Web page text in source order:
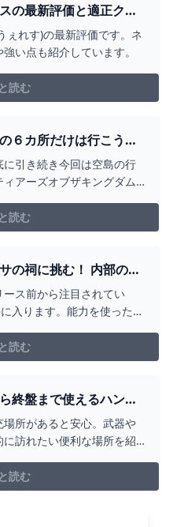
の最新評価と適正クエ
ぇれす)の最新評価です。ネ
い点も紹介しています。
読む
６カ所だけは行こう！
！【ティアーズオブザ
引き続き今回は空島の行
アーズオブザキングダム
いの島2:14 ゾナニウム製錬
ウム装備の効果比較6:42 ハ
読む
の祠に挑む！ 内部の様
授【ゼルダ ティアーズ
】 - 電撃オンライン
ス前から注目されてい
入ります。能力を使った祠
読む
終盤まで使えるハンマ
所【ゼルダ ティアーズ
】 - 電撃オンライン
所があると安心。武器や
訪れたい便利な場所を紹
読む